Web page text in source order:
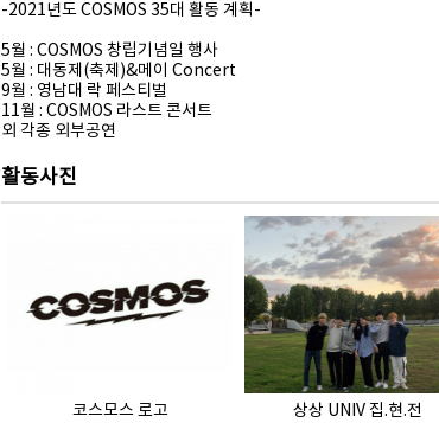
-2021년도 COSMOS 35대 활동 계획-
5월 : COSMOS 창립기념일 행사
5월 : 대동제(축제)&메이 Concert
9월 : 영남대 락 페스티벌
11월 : COSMOS 라스트 콘서트
외 각종 외부공연
활동사진
코스모스 로고 상상 UNIV 집.현.전